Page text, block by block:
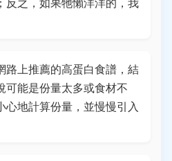
路上推薦的高蛋白食譜，結
可能是份量太多或食材不
心地計算份量，並慢慢引入